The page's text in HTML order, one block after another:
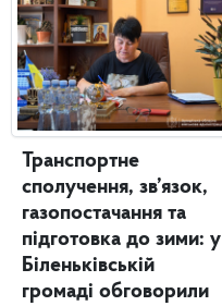
Транспортне
сполучення, зв’язок,
газопостачання та
підготовка до зими: у
Біленьківській
громаді обговорили